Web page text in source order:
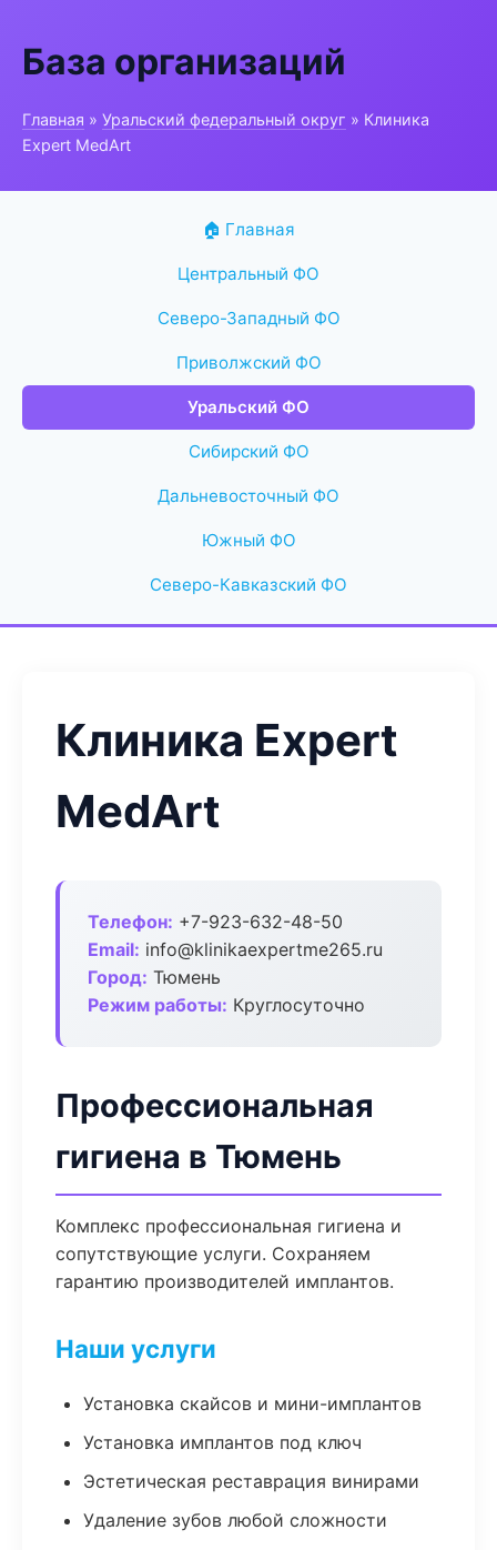
База организаций
Главная » Уральский федеральный округ » Клиника
Expert MedArt
🏠 Главная
Центральный ФО
Северо-Западный ФО
Приволжский ФО
Уральский ФО
Сибирский ФО
Дальневосточный ФО
Южный ФО
Северо-Кавказский ФО
Клиника Expert
MedArt
Телефон: +7-923-632-48-50
Email: info@klinikaexpertme265.ru
Город: Тюмень
Режим работы: Круглосуточно
Профессиональная
гигиена в Тюмень
Комплекс профессиональная гигиена и
сопутствующие услуги. Сохраняем
гарантию производителей имплантов.
Наши услуги
Установка скайсов и мини-имплантов
Установка имплантов под ключ
Эстетическая реставрация винирами
Удаление зубов любой сложности